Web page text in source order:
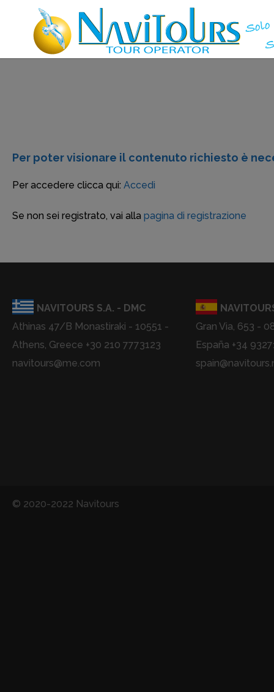
Per poter visionare il contenuto richiesto è
Per accedere clicca qui: Accedi
Se non sei registrato, vai alla pagina di registrazione
NAVITOURS S.A. - DMC
Athinas 47/B Monastiraki - 10551 -
Athens, Greece +30 210 7773123
navitours@me.com
Gran Via, 653 -
España +34
© 2020-2022 Navitours